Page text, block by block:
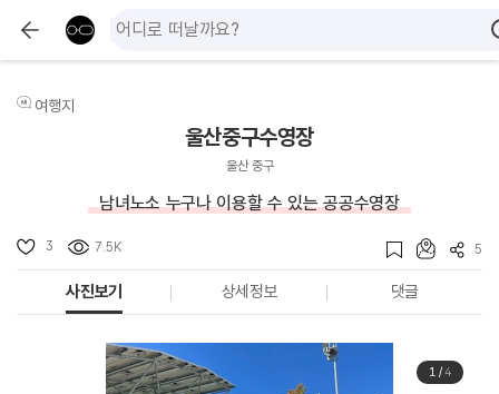
여행지
울산중구수영장
울산 중구
남녀노소 누구나 이용할 수 있는 공공수영장
3 7.5K 5
사진보기 상세정보 댓글
1/4